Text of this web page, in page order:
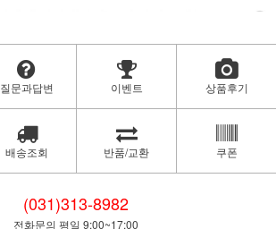
질문과답변 이벤트 상품후기
배송조회 반품/교환 쿠폰
(031)313-8982
전화문의 평일 9:00~17:00